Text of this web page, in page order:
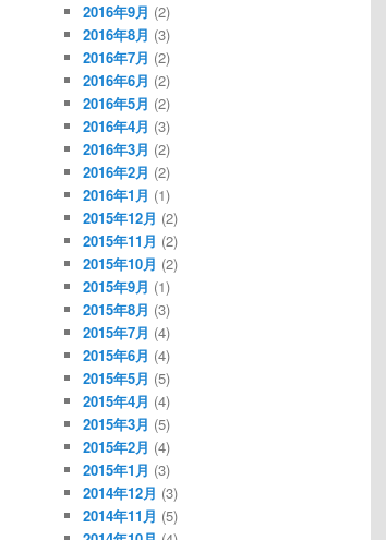
2016年9月 (2)
2016年8月 (3)
2016年7月 (2)
2016年6月 (2)
2016年5月 (2)
2016年4月 (3)
2016年3月 (2)
2016年2月 (2)
2016年1月 (1)
2015年12月 (2)
2015年11月 (2)
2015年10月 (2)
2015年9月 (1)
2015年8月 (3)
2015年7月 (4)
2015年6月 (4)
2015年5月 (5)
2015年4月 (4)
2015年3月 (5)
2015年2月 (4)
2015年1月 (3)
2014年12月 (3)
2014年11月 (5)